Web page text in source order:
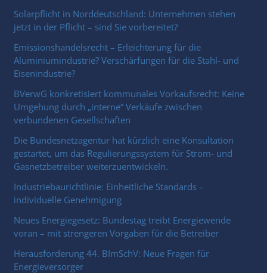
Solarpflicht in Norddeutschland: Unternehmen stehen
jetzt in der Pflicht – sind Sie vorbereitet?
Emissionshandelsrecht – Erleichterung für die
Aluminiumindustrie? Verschärfungen für die Stahl- und
Eisenindustrie?
BVerwG konkretisiert kommunales Vorkaufsrecht: Keine
Umgehung durch „interne“ Verkäufe zwischen
verbundenen Gesellschaften
Die Bundesnetzagentur hat kürzlich eine Konsultation
gestartet, um das Regulierungssystem für Strom- und
Gasnetzbetreiber weiterzuentwickeln.
Industriebaurichtlinie: Einheitliche Standards –
individuelle Genehmigung
Neues Energiegesetz: Bundestag treibt Energiewende
voran – mit strengeren Vorgaben für die Betreiber
Herausforderung 44. BImSchV: Neue Fragen für
Energieversorger